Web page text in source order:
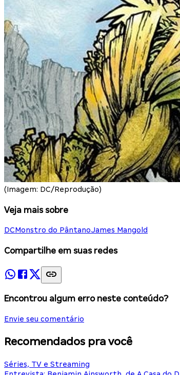
(Imagem: DC/Reprodução)
Veja mais sobre
DCMonstro do PântanoJames Mangold
Compartilhe em suas redes
Encontrou algum erro neste conteúdo?
Envie seu comentário
Recomendados pra você
Séries, TV e Streaming